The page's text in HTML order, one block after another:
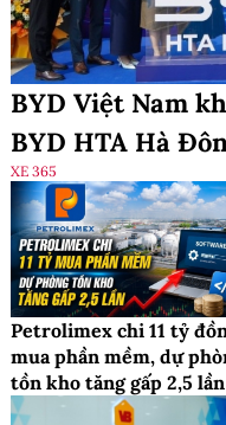
BYD Việt Nam
BYD HTA Hà
XE 365
Petrolimex chi 11 tỷ
mua phần mềm, dự
tồn kho tăng gấp 2,5 lần